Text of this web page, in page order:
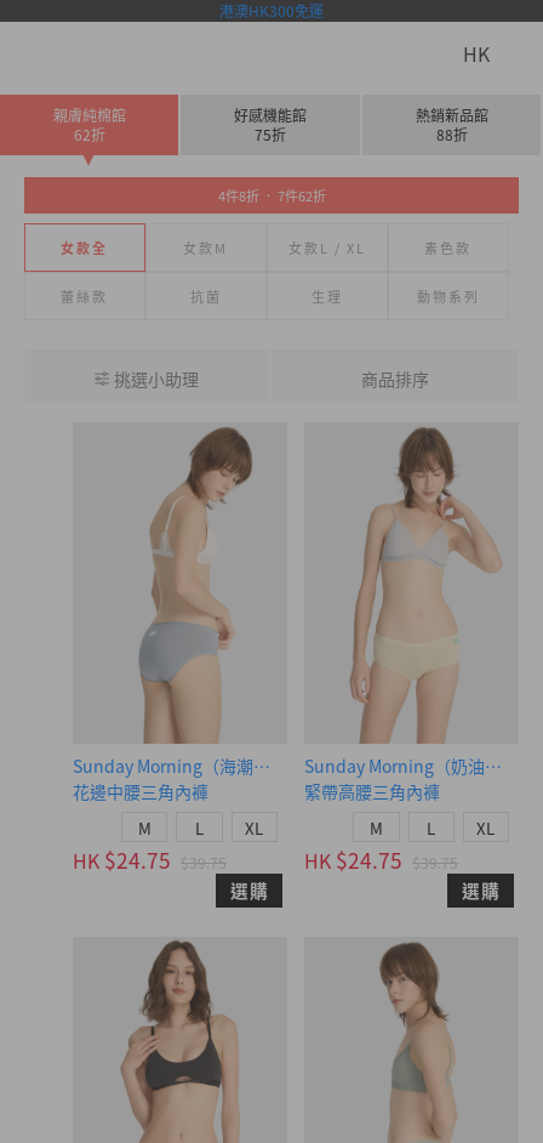
港澳HK300免運
HK
親膚純棉館
62折
好感機能館
75折
熱銷新品館
88折
4件8折 ． 7件62折
女款全 女款M 女款L / XL 素色款
蕾絲款 抗菌 生理 動物系列
挑選小助理 商品排序
Sunday Morning（海潮藍-賴床小狗）
花邊中腰三角內褲
M L XL
HK $24.75 $39.75
選購
Sunday Morning（奶油黃-早
緊帶高腰三角內褲
M L XL
HK $24.75 $39.75
選購